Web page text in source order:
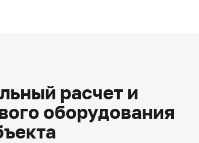
расчет и
оборудования